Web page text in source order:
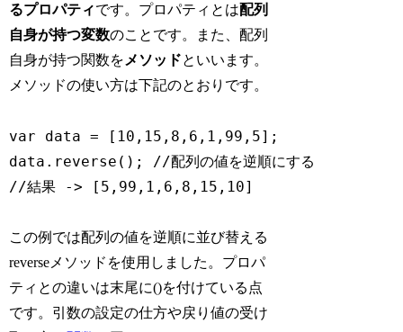
るプロパティです。プロパティとは配列
自身が持つ変数のことです。また、配列
自身が持つ関数を メソッドといいます。
メソッドの使い方は下記のとおりです。
var data = [10,15,8,6,1,99,5];
data.reverse(); //配列の値を逆順にする
//結果 -> [5,99,1,6,8,15,10]
この例では配列の値を逆順に並び替える
reverseメソッドを使用しました。プロパ
ティとの違いは末尾に()を付けている点
です。引数の設定の仕方や戻り値の受け